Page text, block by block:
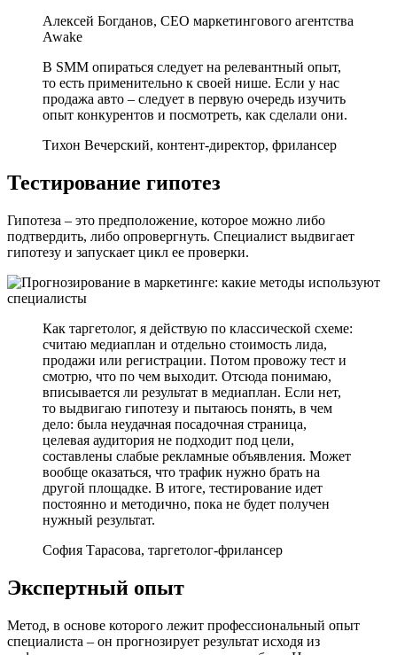
Алексей Богданов, CEO маркетингового агентства
Awake
В SMM опираться следует на релевантный опыт,
то есть применительно к своей нише. Если у нас
продажа авто – следует в первую очередь изучить
опыт конкурентов и посмотреть, как сделали они.
Тихон Вечерский, контент-директор, фрилансер
Тестирование гипотез
Гипотеза – это предположение, которое можно либо
подтвердить, либо опровергнуть. Специалист выдвигает
гипотезу и запускает цикл ее проверки.
Как таргетолог, я действую по классической схеме:
считаю медиаплан и отдельно стоимость лида,
продажи или регистрации. Потом провожу тест и
смотрю, что по чем выходит. Отсюда понимаю,
вписывается ли результат в медиаплан. Если нет,
то выдвигаю гипотезу и пытаюсь понять, в чем
дело: была неудачная посадочная страница,
целевая аудитория не подходит под цели,
составлены слабые рекламные объявления. Может
вообще оказаться, что трафик нужно брать на
другой площадке. В итоге, тестирование идет
постоянно и методично, пока не будет получен
нужный результат.
София Тарасова, таргетолог-фрилансер
Экспертный опыт
Метод, в основе которого лежит профессиональный опыт
специалиста – он прогнозирует результат исходя из